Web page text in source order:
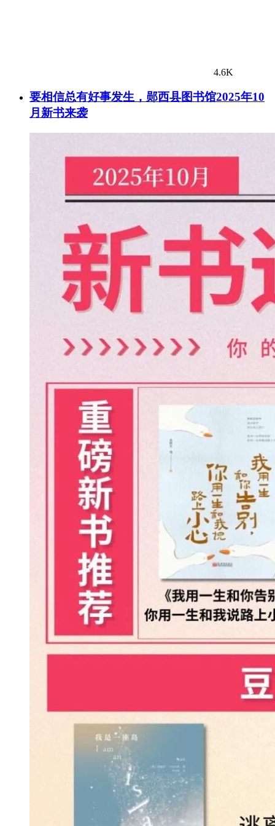
4.6K
要相信总有好事发生，郧西县图书馆2025年10
月新书来袭